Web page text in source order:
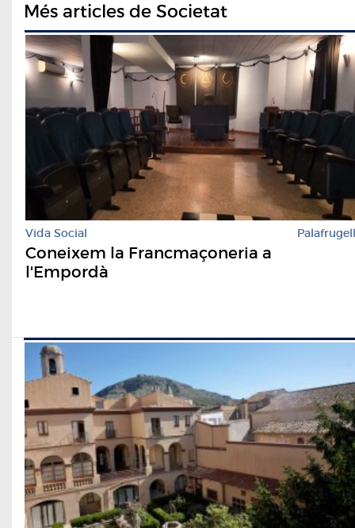
Més articles de Societat
Vida Social Palafrugell
Coneixem la Francmaçoneria a
l'Empordà